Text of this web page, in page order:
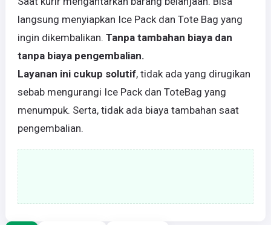
langsung menyiapkan Ice Pack dan Tote Bag yang
ingin dikembalikan. Tanpa tambahan biaya dan
tanpa biaya pengembalian.
Layanan ini cukup solutif, tidak ada yang dirugikan
sebab mengurangi Ice Pack dan ToteBag yang
menumpuk. Serta, tidak ada biaya tambahan saat
pengembalian.